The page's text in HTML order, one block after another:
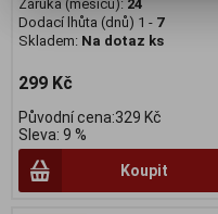
Záruka (měsíců): 24
Dodací lhůta (dnů) 1 - 7
Skladem: Na dotaz ks
299 Kč
Původní cena:329 Kč
Sleva: 9 %
Koupit